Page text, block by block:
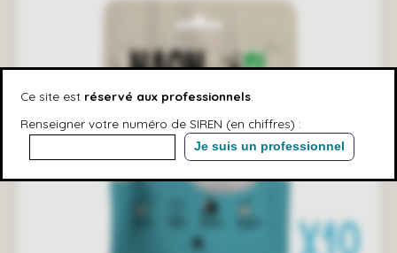
Ce site est réservé aux professionnels
Renseigner votre numéro de SIREN (en chiffres) :
Je suis un professionnel